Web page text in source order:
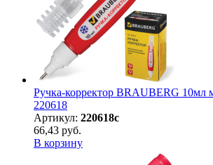
Ручка-корректор BRAUBERG 10мл
220618
Артикул: 220618с
66,43 руб.
В корзину